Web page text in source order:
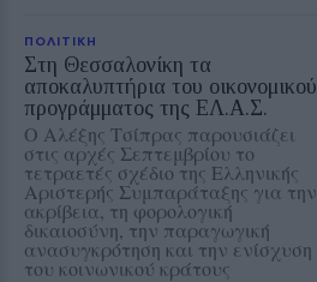
ΠΟΛΙΤΙΚΗ
Στη Θεσσαλονίκη τα
αποκαλυπτήρια του οικονομικού
προγράμματος της ΕΛ.Α.Σ.
Ο Αλέξης Τσίπρας παρουσιάζει
στις αρχές Σεπτεμβρίου το
τετραετές σχέδιο της Ελληνικής
Αριστερής Συμπαράταξης για την
ακρίβεια, τη φορολογική
δικαιοσύνη, την παραγωγική
ανασυγκρότηση και την ενίσχυση
του κοινωνικού κράτους